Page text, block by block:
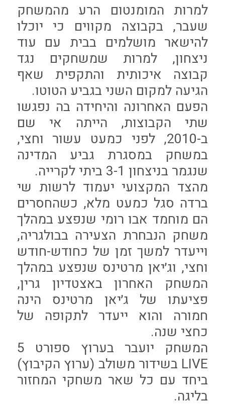
למרות המומנטום הרע מהמשחק
שעבר, בקבוצה מקווים כי יוכלו
להישאר מושלמים בבית עם עוד
ניצחון, למרות שמשחקים נגד
קבוצה איכותית והתקפית שאף
הגיעה למקום השני בגביע הטוטו.
הפעם האחרונה והיחידה בה נפגשו
שתי הקבוצות, הייתה אי שם
ב-2010, לפני כמעט עשור וחצי,
במשחק במסגרת גביע המדינה
שנגמר בניצחון 3-1 ביתי לקרייה.
מהצד המקצועי יעמוד לרשות שי
ברדה סגל כמעט מלא, כשהחסרים
הם מוחמד אבו רומי שנפצע במהלך
משחק הנבחרת הצעירה בבולגריה,
וייעדר למשך זמן של כחודש-חודש
וחצי, וג׳יאן מרטינס שנפצע במהלך
המשחק האחרון באצטדיון גרין,
פציעתו של ג׳יאן מרטינס הינה
חמורה והוא ייעדר לתקופה של
כחצי שנה.
המשחק יועבר בערוץ ספורט 5
LIVE בשידור משולב (ערוץ הקיבוץ)
ביחד עם כל שאר משחקי המחזור
בליגה.